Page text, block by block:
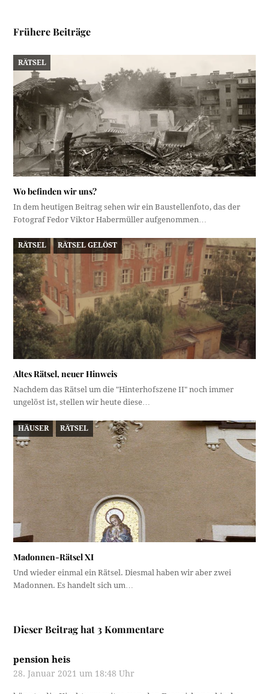
Frühere Beiträge
RÄTSEL
Wo befinden wir uns?
In dem heutigen Beitrag sehen wir ein Baustellenfoto, das der
Fotograf Fedor Viktor Habermüller aufgenommen…
RÄTSEL RÄTSEL GELÖST
Altes Rätsel, neuer Hinweis
Nachdem das Rätsel um die "Hinterhofszene II" noch immer
ungelöst ist, stellen wir heute diese…
HÄUSER RÄTSEL
Madonnen-Rätsel XI
Und wieder einmal ein Rätsel. Diesmal haben wir aber zwei
Madonnen. Es handelt sich um…
Dieser Beitrag hat 3 Kommentare
pension heis
28. Januar 2021 um 18:48 Uhr